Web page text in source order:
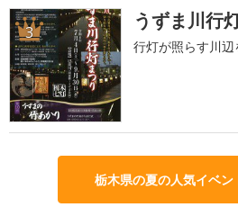
3 うずま川行
行灯が照らす川
栃木県の夏の人気イベン